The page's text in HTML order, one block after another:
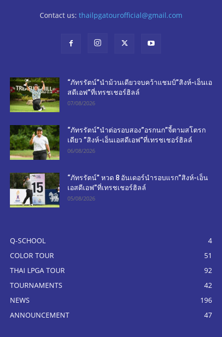
Contact us: thailpgatourofficial@gmail.com
“ภัทรรัตน์”นำม้วนเดียวจบคว้าแชมป์”สิงห์-เอ็นเอ
สดีเอฟ”ที่เทรชเชอร์ฮิลล์
07/08/2026
“ภัทรรัตน์”นำต่อรอบสอง”อรกนก”จี้ตามสโตรก
เดียว ”สิงห์-เอ็นเอสดีเอฟ”ที่เทรชเชอร์ฮิลล์
06/08/2026
“ภัทรรัตน์” หวด 8 อันเดอร์นำรอบแรก”สิงห์-เอ็น
เอสดีเอฟ”ที่เทรชเชอร์ฮิลล์
05/08/2026
Q-SCHOOL
4
COLOR TOUR
51
THAI LPGA TOUR
92
TOURNAMENTS
42
NEWS
196
ANNOUNCEMENT
47